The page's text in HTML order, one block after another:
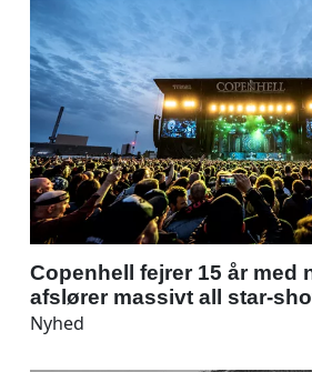
Copenhell fejrer 15 år med
afslører massivt all star-
Nyhed